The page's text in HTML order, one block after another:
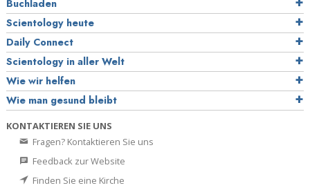
Buchladen
Scientology heute
Daily Connect
Scientology in aller Welt
Wie wir helfen
Wie man gesund bleibt
KONTAKTIEREN SIE UNS
Fragen? Kontaktieren Sie uns
Feedback zur Website
Finden Sie eine Kirche